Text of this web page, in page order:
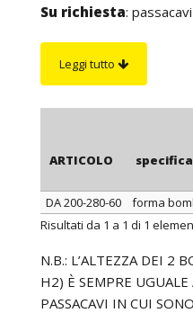
Su richiesta:
Leggi tutto
ARTICOLO specifica
ARTICOLO specifica
DA 200-280-60 forma
Risultati da 1 a 1 di 1
N.B.: L’ALTEZZA DEI 2
H2) È SEMPRE
PASSACAVI IN CUI